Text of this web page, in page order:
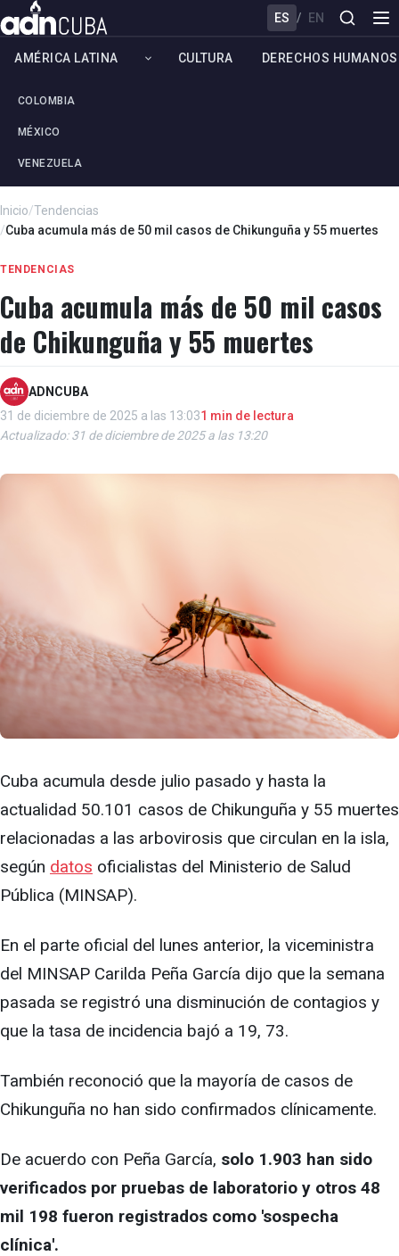
ES / EN
AMÉRICA LATINA
COLOMBIA
MÉXICO
VENEZUELA
CULTURA DERECHOS HUMANOS
Inicio/Tendencias
/Cuba acumula más de 50 mil casos de Chikunguña y 55 muertes
TENDENCIAS
Cuba acumula más de 50 mil casos
de Chikunguña y 55 muertes
ADNCUBA
31 de diciembre de 2025 a las 13:031 min de lectura
Actualizado: 31 de diciembre de 2025 a las 13:20
Cuba acumula desde julio pasado y hasta la
actualidad 50.101 casos de Chikunguña y 55 muertes
relacionadas a las arbovirosis que circulan en la isla,
según datos oficialistas del Ministerio de Salud
Pública (MINSAP).
En el parte oficial del lunes anterior, la viceministra
del MINSAP Carilda Peña García dijo que la semana
pasada se registró una disminución de contagios y
que la tasa de incidencia bajó a 19, 73.
También reconoció que la mayoría de casos de
Chikunguña no han sido confirmados clínicamente.
De acuerdo con Peña García, solo 1.903 han sido
verificados por pruebas de laboratorio y otros 48
mil 198 fueron registrados como 'sospecha
clínica'.